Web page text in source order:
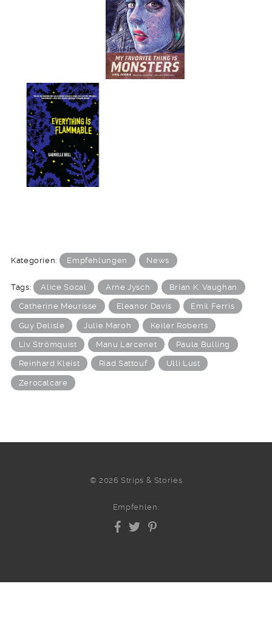
Kategorien: Empfehlungen News
Tags: Alice Socal Arne Jysch Brian K. Vaughan
Catherine Meurisse Eleanor Davis Emil Ferris
Guy Delisle Julie Maroh Keiler Roberts
Liv Strömquist Manu Larcenet Paula Bulling
Reinhard Kleist Riad Sattouf Ulli Lust
Zerocalcare
© 2026 Strips & Stories
Empfehlen: